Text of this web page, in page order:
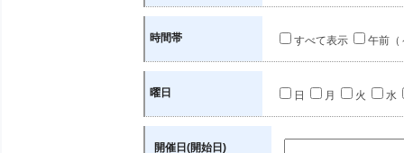
時間帯 すべて表示 午前（
曜日 日 月 火 水
開催日(開始日)